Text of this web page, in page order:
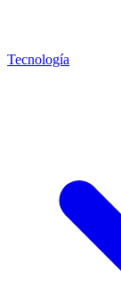
Tecnología